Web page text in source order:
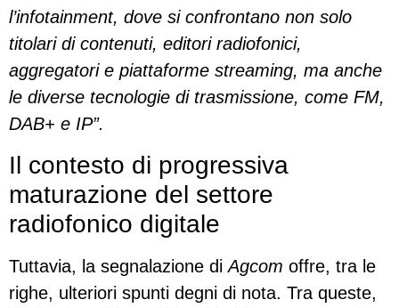
l’infotainment, dove si confrontano non solo
titolari di contenuti, editori radiofonici,
aggregatori e piattaforme streaming, ma anche
le diverse tecnologie di trasmissione, come FM,
DAB+ e IP”.
Il contesto di progressiva
maturazione del settore
radiofonico digitale
Tuttavia, la segnalazione diAgcom offre, tra le
righe, ulteriori spunti degni di nota. Tra queste,